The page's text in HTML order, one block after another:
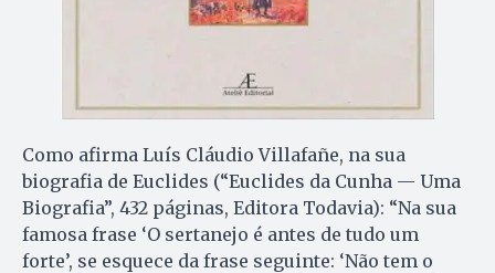
Como afirma Luís Cláudio Villafañe, na sua
biografia de Euclides (“Euclides da Cunha — Uma
Biografia”, 432 páginas, Editora Todavia): “Na sua
famosa frase ‘O sertanejo é antes de tudo um
forte’, se esquece da frase seguinte: ‘Não tem o